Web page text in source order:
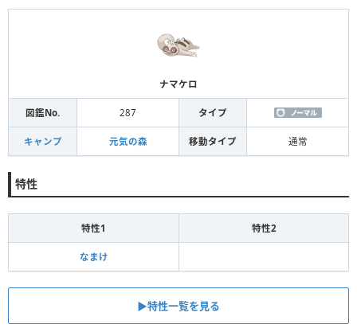
ナマケロ
図鑑No. 287 タイプ
キャンプ 元気の森 移動タイプ 通常
特性
特性1 特性2
なまけ
▶︎特性一覧を見る